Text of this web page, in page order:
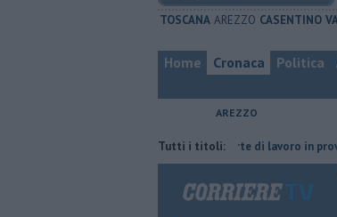
TOSCANA AREZZO CASENTINO
Home Cronaca Politica
AREZZO
Tutti i titoli:
​Tutte le offerte di lavoro in provincia di